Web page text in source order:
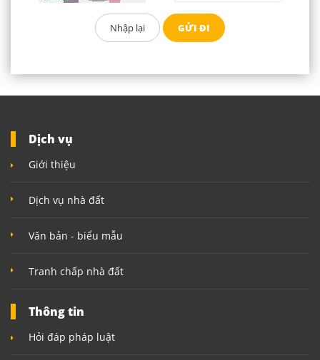
Dịch vụ
Giới thiệu
Dịch vụ nhà đất
Văn bản - biểu mẫu
Tranh chấp nhà đất
Thông tin
Hỏi đáp pháp luật